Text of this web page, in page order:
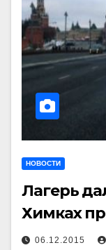
НОВОСТИ
Лагерь
Химках
06.12.2015